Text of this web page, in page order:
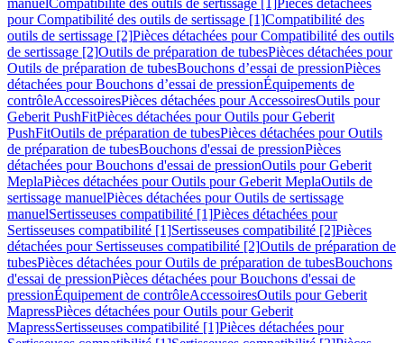
manuelCompatibilité des outils de sertissage [1]Pièces détachées
pour Compatibilité des outils de sertissage [1]Compatibilité des
outils de sertissage [2]Pièces détachées pour Compatibilité des outils
de sertissage [2]Outils de préparation de tubesPièces détachées pour
Outils de préparation de tubesBouchons d’essai de pressionPièces
détachées pour Bouchons d’essai de pressionÉquipements de
contrôleAccessoiresPièces détachées pour AccessoiresOutils pour
Geberit PushFitPièces détachées pour Outils pour Geberit
PushFitOutils de préparation de tubesPièces détachées pour Outils
de préparation de tubesBouchons d'essai de pressionPièces
détachées pour Bouchons d'essai de pressionOutils pour Geberit
MeplaPièces détachées pour Outils pour Geberit MeplaOutils de
sertissage manuelPièces détachées pour Outils de sertissage
manuelSertisseuses compatibilité [1]Pièces détachées pour
Sertisseuses compatibilité [1]Sertisseuses compatibilité [2]Pièces
détachées pour Sertisseuses compatibilité [2]Outils de préparation de
tubesPièces détachées pour Outils de préparation de tubesBouchons
d'essai de pressionPièces détachées pour Bouchons d'essai de
pressionÉquipement de contrôleAccessoiresOutils pour Geberit
MapressPièces détachées pour Outils pour Geberit
MapressSertisseuses compatibilité [1]Pièces détachées pour